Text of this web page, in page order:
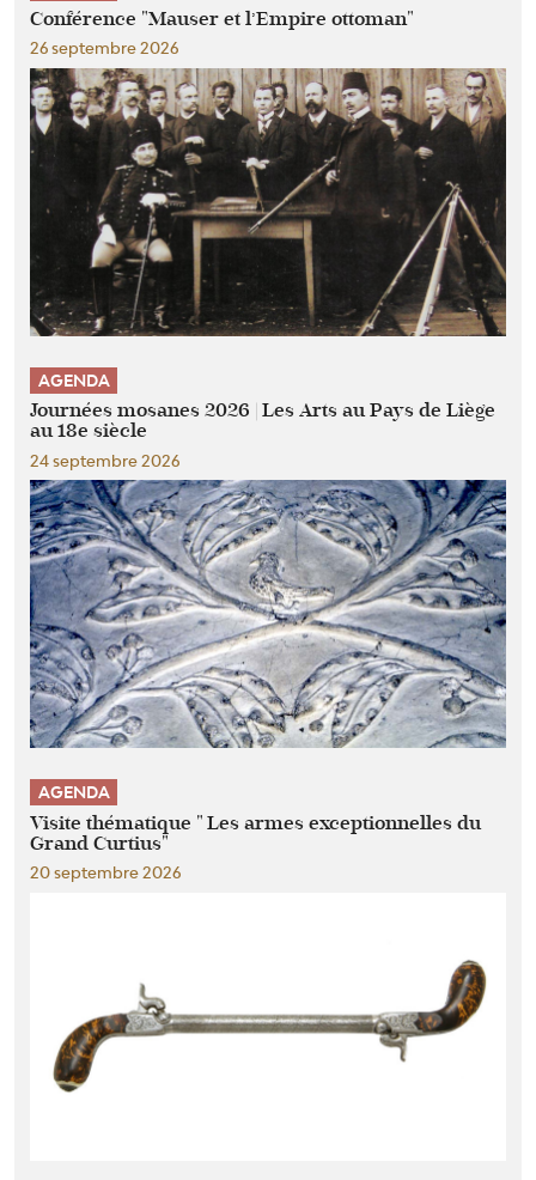
Conférence "Mauser et l’Empire ottoman"
26 septembre 2026
AGENDA
Journées mosanes 2026 | Les Arts au Pays de Liège
au 18e siècle
24 septembre 2026
AGENDA
Visite thématique " Les armes exceptionnelles du
Grand Curtius"
20 septembre 2026